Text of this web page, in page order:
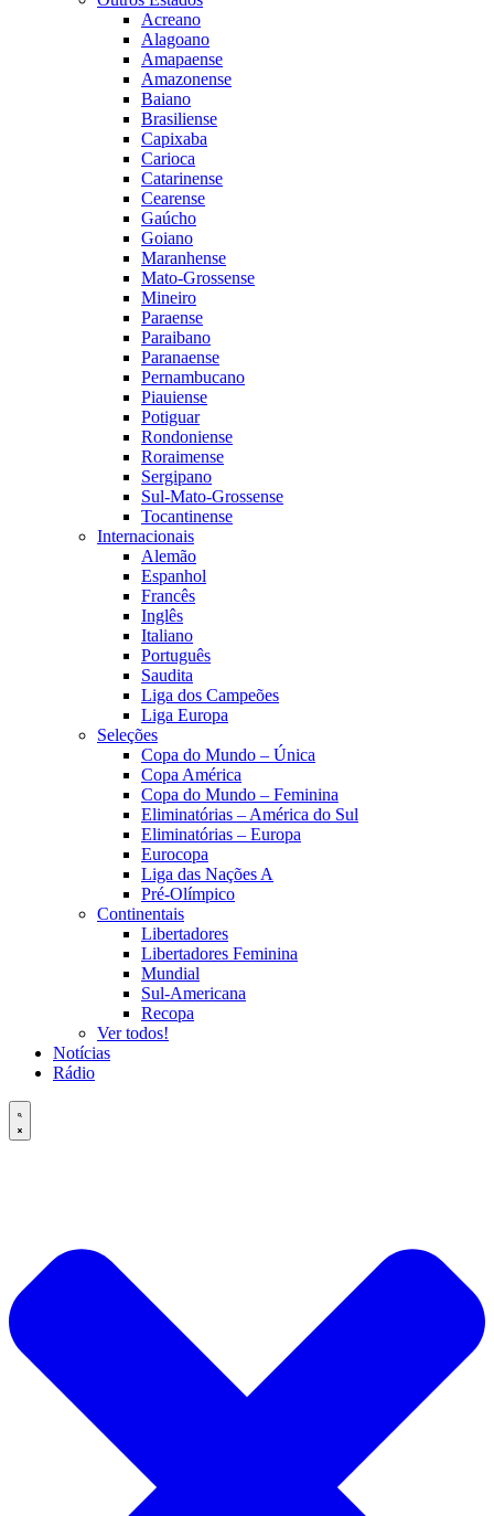
Acreano
Alagoano
Amapaense
Amazonense
Baiano
Brasiliense
Capixaba
Carioca
Catarinense
Cearense
Gaúcho
Goiano
Maranhense
Mato-Grossense
Mineiro
Paraense
Paraibano
Paranaense
Pernambucano
Piauiense
Potiguar
Rondoniense
Roraimense
Sergipano
Sul-Mato-Grossense
Tocantinense
Internacionais
Alemão
Espanhol
Francês
Inglês
Italiano
Português
Saudita
Liga dos Campeões
Liga Europa
Seleções
Copa do Mundo – Única
Copa América
Copa do Mundo – Feminina
Eliminatórias – América do Sul
Eliminatórias – Europa
Eurocopa
Liga das Nações A
Pré-Olímpico
Continentais
Libertadores
Libertadores Feminina
Mundial
Sul-Americana
Recopa
Ver todos!
Notícias
Rádio